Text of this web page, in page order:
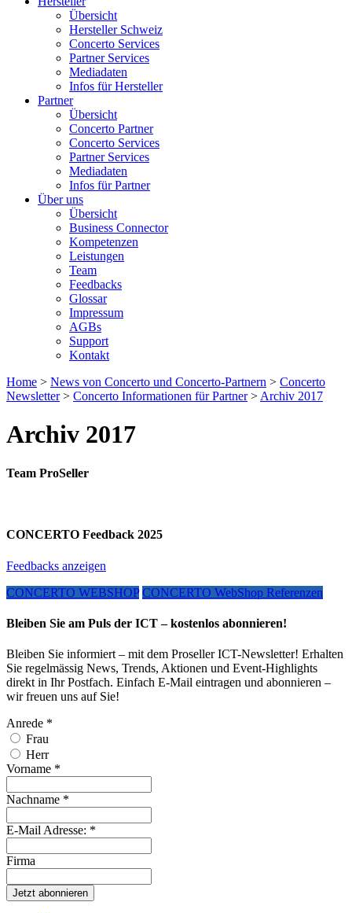
Übersicht
Hersteller Schweiz
Concerto Services
Partner Services
Mediadaten
Infos für Hersteller
Partner
Übersicht
Concerto Partner
Concerto Services
Partner Services
Mediadaten
Infos für Partner
Über uns
Übersicht
Business Connector
Kompetenzen
Leistungen
Team
Feedbacks
Glossar
Impressum
AGBs
Support
Kontakt
Home > News von Concerto und Concerto-Partnern > Concerto
Newsletter> Concerto Informationen für Partner> Archiv 2017
Archiv 2017
Team ProSeller
CONCERTO Feedback 2025
Feedbacks anzeigen
CONCERTO WEBSHOP CONCERTO WebShop Referenzen
Bleiben Sie am Puls der ICT – kostenlos abonnieren!
Bleiben Sie informiert – mit dem Proseller ICT-Newsletter! Erhalten
Sie regelmässig News, Trends, Aktionen und Event-Highlights
direkt in Ihr Postfach. Einfach E-Mail eintragen und abonnieren –
wir freuen uns auf Sie!
Anrede *
Frau
Herr
Vorname *
Nachname *
E-Mail Adresse: *
Firma